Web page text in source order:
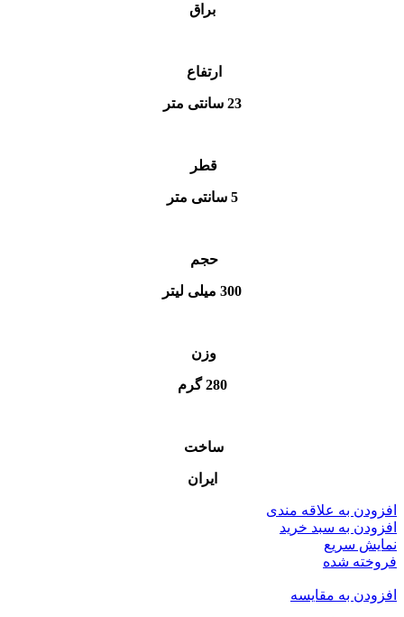
براق
ارتفاع
23 سانتی متر
قطر
5 سانتی متر
حجم
300 میلی لیتر
وزن
280 گرم
ساخت
ایران
افزودن به علاقه مندی
افزودن به سبد خرید
نمایش سریع
فروخته شده
افزودن به مقایسه